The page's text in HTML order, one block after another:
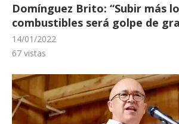
Domínguez Brito: “Subir más
combustibles será golpe de
14/01/2022
67 vistas